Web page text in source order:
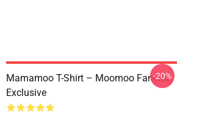
Mamamoo T-Shirt – Moomoo Fanclub
Exclusive
-20%